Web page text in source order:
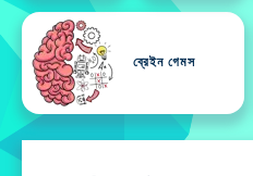
ব্রেইন গেমস